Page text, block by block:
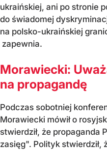
ukraińskiej, ani po stronie
do świadomej
na polsko-ukraińskiej
zapewnia.
Morawiecki:
na propagandę
Podczas sobotniej
Morawiecki mówił o
stwierdził, że propaganda
zasięg". Polityk stwierdził,